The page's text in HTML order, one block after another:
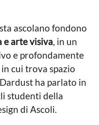
ascolano fondono
e arte visiva, in un
e profondamente
cui trova spazio
ha parlato in
studenti della
di Ascoli.